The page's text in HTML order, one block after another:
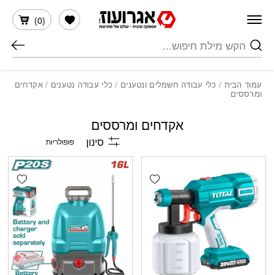
חיפוש
(
0
)
הרשימה שלי
עמוד הבית / כלי עבודה חשמלים ונטענים / כלי עבודה נטענים / אקדחים
ומרססים
אקדחים ומרססים
סינון
Add wishlist